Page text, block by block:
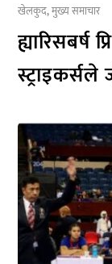
खेलकुद,मुख्य समाचार
ह्यारिसबर्ष
स्ट्राइकर्सले